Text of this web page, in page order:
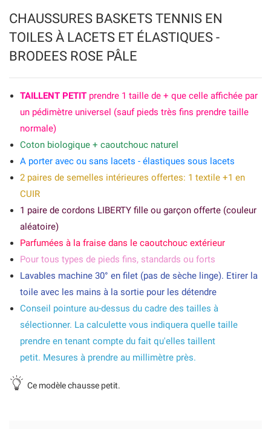
CHAUSSURES BASKETS TENNIS EN
TOILES À LACETS ET ÉLASTIQUES -
BRODEES ROSE PÂLE
TAILLENT PETIT prendre 1 taille de + que celle affichée par
un pédimètre universel (sauf pieds très fins prendre taille
normale)
Coton biologique + caoutchouc naturel
A porter avec ou sans lacets - élastiques sous lacets
2 paires de semelles intérieures offertes: 1 textile +1 en
CUIR
1 paire de cordons LIBERTY fille ou garçon offerte (couleur
aléatoire)
Parfumées à la fraise dans le caoutchouc extérieur
Pour tous types de pieds fins, standards ou forts
Lavables machine 30° en filet (pas de sèche linge). Etirer la
toile avec les mains à la sortie pour les détendre
Conseil pointure au-dessus du cadre des tailles à
sélectionner. La calculette vous indiquera quelle taille
prendre en tenant compte du fait qu'elles taillent
petit. Mesures à prendre au millimètre près.
Ce modèle chausse petit.